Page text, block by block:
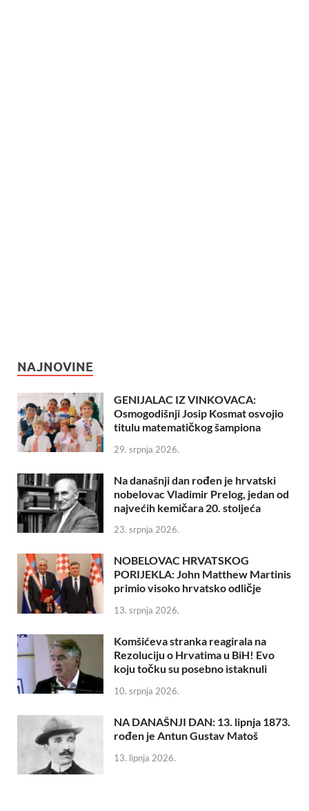
NAJNOVINE
GENIJALAC IZ VINKOVACA:
Osmogodišnji Josip Kosmat osvojio
titulu matematičkog šampiona
29. srpnja 2026.
Na današnji dan rođen je hrvatski
nobelovac Vladimir Prelog, jedan od
najvećih kemičara 20. stoljeća
23. srpnja 2026.
NOBELOVAC HRVATSKOG
PORIJEKLA: John Matthew Martinis
primio visoko hrvatsko odličje
13. srpnja 2026.
Komšićeva stranka reagirala na
Rezoluciju o Hrvatima u BiH! Evo
koju točku su posebno istaknuli
10. srpnja 2026.
NA DANAŠNJI DAN: 13. lipnja 1873.
rođen je Antun Gustav Matoš
13. lipnja 2026.